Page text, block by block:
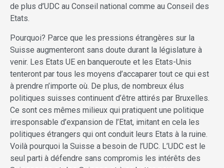
de plus d’UDC au Conseil national comme au Conseil des
Etats.
Pourquoi? Parce que les pressions étrangères sur la
Suisse augmenteront sans doute durant la législature à
venir. Les Etats UE en banqueroute et les Etats-Unis
tenteront par tous les moyens d’accaparer tout ce qui est
à prendre n’importe où. De plus, de nombreux élus
politiques suisses continuent d’être attirés par Bruxelles.
Ce sont ces mêmes milieux qui pratiquent une politique
irresponsable d’expansion de l’Etat, imitant en cela les
politiques étrangers qui ont conduit leurs Etats à la ruine.
Voilà pourquoi la Suisse a besoin de l’UDC. L’UDC est le
seul parti à défendre sans compromis les intérêts des